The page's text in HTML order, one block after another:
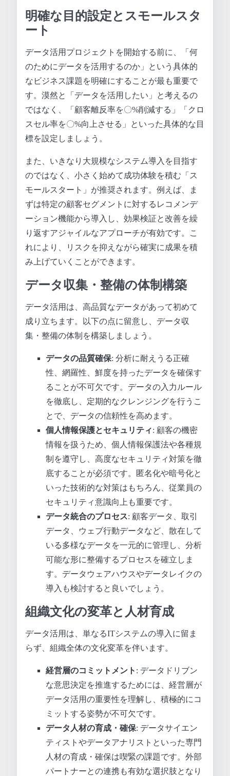
明確な目的設定とスモールスタ
ート
データ活用プロジェクトを開始する前に、「何
のためにデータを活用するのか」という具体的
なビジネス課題を明確にすることが最も重要で
す。漠然と「データを活用したい」と考えるの
ではなく、「顧客離反率を〇%削減する」「クロ
スセル率を〇%向上させる」といった具体的な目
標を設定しましょう。
また、いきなり大規模なシステム導入を目指す
のではなく、小さく始めて成功体験を積む「ス
モールスタート」が推奨されます。例えば、ま
ずは特定の顧客セグメントに対するレコメンデ
ーション機能から導入し、効果検証と改善を繰
り返すアジャイルなアプローチが有効です。こ
れにより、リスクを抑えながら確実に成果を積
み上げていくことができます。
データ収集・整備の体制構築
データ活用は、高品質なデータがあって初めて
成り立ちます。以下の点に留意し、データ収
集・整備の体制を構築しましょう。
データの品質確保: 分析に耐えうる正確
性、網羅性、鮮度を持ったデータを確保す
ることが不可欠です。データの入力ルール
を徹底し、定期的なクレンジングを行うこ
とで、データの信頼性を高めます。
個人情報保護とセキュリティ: 顧客の機密
情報を扱うため、個人情報保護法や各種規
制を遵守し、高度なセキュリティ対策を徹
底することが必須です。匿名化や暗号化と
いった技術的な対策はもちろん、従業員の
セキュリティ意識向上も重要です。
データ統合のプロセス: 顧客データ、取引
データ、ウェブ行動データなど、散在して
いる多様なデータを一元的に管理し、分析
可能な形に整備するプロセスを確立しま
す。データウェアハウスやデータレイクの
導入も検討すると良いでしょう。
組織文化の変革と人材育成
データ活用は、単なるITシステムの導入に留ま
らず、組織全体の文化変革を伴います。
経営層のコミットメント : データドリブン
な意思決定を推進するためには、経営層が
データ活用の重要性を理解し、積極的にコ
ミットする姿勢が不可欠です。
データ人材の育成・確保: データサイエン
ティストやデータアナリストといった専門
人材の育成・確保は喫緊の課題です。外部
パートナーとの連携も有効な選択肢となり